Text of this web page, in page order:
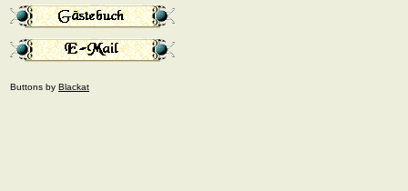
Buttons by Blackat